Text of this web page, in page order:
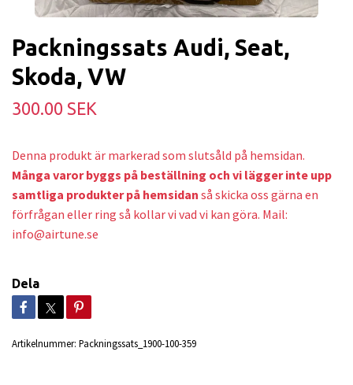
Packningssats Audi, Seat,
Skoda, VW
300.00 SEK
Denna produkt är markerad som slutsåld på hemsidan.
Många varor byggs på beställning och vi lägger inte upp
samtliga produkter på hemsidan så skicka oss gärna en
förfrågan eller ring så kollar vi vad vi kan göra. Mail:
info@airtune.se
Dela
Artikelnummer: Packningssats_1900-100-359